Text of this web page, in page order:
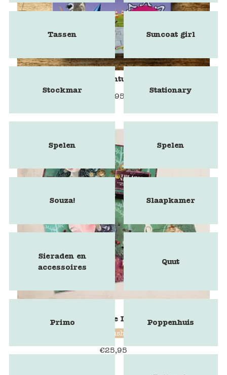
Spel Het kleine avontuur voor groepen
9,95
Marbushka - The Lost Necklace
Marbushka
€25,95
Tassen Suncoat girl
Stockmar Stationary
Spelen Spelen
Souza! Slaapkamer
Sieraden en
accessoires
Quut
Primo Poppenhuis